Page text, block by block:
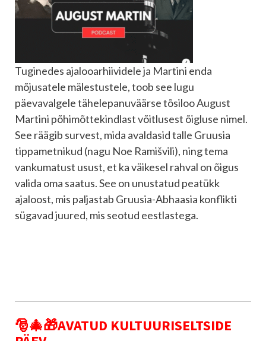
Tuginedes ajalooarhiividele ja Martini enda
mõjusatele mälestustele, toob see lugu
päevavalgele tähelepanuväärse tõsiloo August
Martini põhimõttekindlast võitlusest õigluse nimel.
See räägib survest, mida avaldasid talle Gruusia
tippametnikud (nagu Noe Ramišvili), ning tema
vankumatust usust, et ka väikesel rahval on õigus
valida oma saatus. See on unustatud peatükk
ajaloost, mis paljastab Gruusia-Abhaasia konflikti
sügavad juured, mis seotud eestlastega.
🎅🎄🎁AVATUD KULTUURISELTSIDE